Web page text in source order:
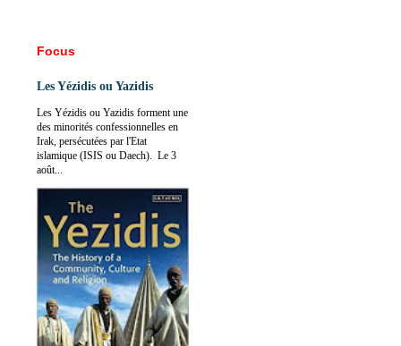
Focus
Les Yézidis ou Yazidis
Les Yézidis ou Yazidis forment une
des minorités confessionnelles en
Irak, persécutées par l'Etat
islamique (ISIS ou Daech). Le 3
août...